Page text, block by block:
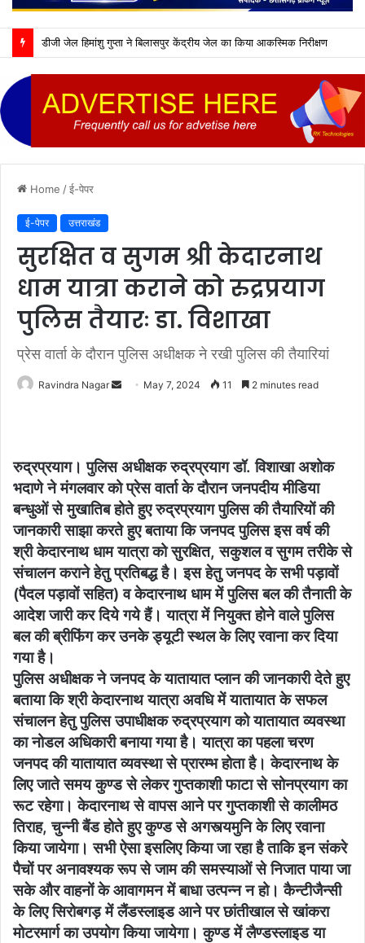
डीजी जेल हिमांशु गुप्ता ने बिलासपुर केंद्रीय जेल का किया आकस्मिक निरीक्षण
Home /ई-पेपर
ई-पेपर उत्तराखंड
सुरक्षित व सुगम श्री केदारनाथ
धाम यात्रा कराने को रुद्रप्रयाग
पुलिस तैयारः डा. विशाखा
प्रेस वार्ता के दौरान पुलिस अधीक्षक ने रखी पुलिस की तैयारियां
Ravindra Nagar
Send May 7, 2024 11 2 minutes read
रुद्रप्रयाग। पुलिस अधीक्षक रुद्रप्रयाग डॉ. विशाखा अशोक
भदाणे ने मंगलवार को प्रेस वार्ता के दौरान जनपदीय मीडिया
बन्धुओं से मुखातिब होते हुए रुद्रप्रयाग पुलिस की तैयारियों की
जानकारी साझा करते हुए बताया कि जनपद पुलिस इस वर्ष की
श्री केदारनाथ धाम यात्रा को सुरक्षित, सकुशल व सुगम तरीके से
संचालन कराने हेतु प्रतिबद्ध है। इस हेतु जनपद के सभी पड़ावों
(पैदल पड़ावों सहित) व केदारनाथ धाम में पुलिस बल की तैनाती के
आदेश जारी कर दिये गये हैं। यात्रा में नियुक्त होने वाले पुलिस
बल की ब्रीफिंग कर उनके ड्यूटी स्थल के लिए रवाना कर दिया
गया है।
पुलिस अधीक्षक ने जनपद के यातायात प्लान की जानकारी देते हुए
बताया कि श्री केदारनाथ यात्रा अवधि में यातायात के सफल
संचालन हेतु पुलिस उपाधीक्षक रुद्रप्रयाग को यातायात व्यवस्था
का नोडल अधिकारी बनाया गया है। यात्रा का पहला चरण
जनपद की यातायात व्यवस्था से प्रारम्भ होता है। केदारनाथ के
लिए जाते समय कुण्ड से लेकर गुप्तकाशी फाटा से सोनप्रयाग का
रूट रहेगा। केदारनाथ से वापस आने पर गुप्तकाशी से कालीमठ
तिराह, चुन्नी बैंड होते हुए कुण्ड से अगस्त्यमुनि के लिए रवाना
किया जायेगा। सभी ऐसा इसलिए किया जा रहा है ताकि इन संकरे
पैचों पर अनावश्यक रूप से जाम की समस्याओं से निजात पाया जा
सके और वाहनों के आवागमन में बाधा उत्पन्न न हो। कैन्टीजैन्सी
के लिए सिरोबगड़ में लैंडस्लाइड आने पर छांतीखाल से खांकरा
मोटरमार्ग का उपयोग किया जायेगा। कुण्ड में लैण्डस्लाइड या